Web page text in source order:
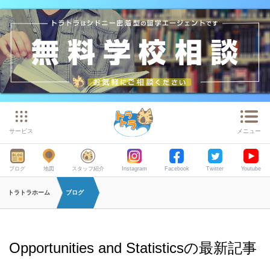
サービス メニュー
ブログ 地図 スタッフ紹介 Instagram Facebook Twitter Youtube
トラトラホーム ブログ
Opportunities and Statisticsの最新記事